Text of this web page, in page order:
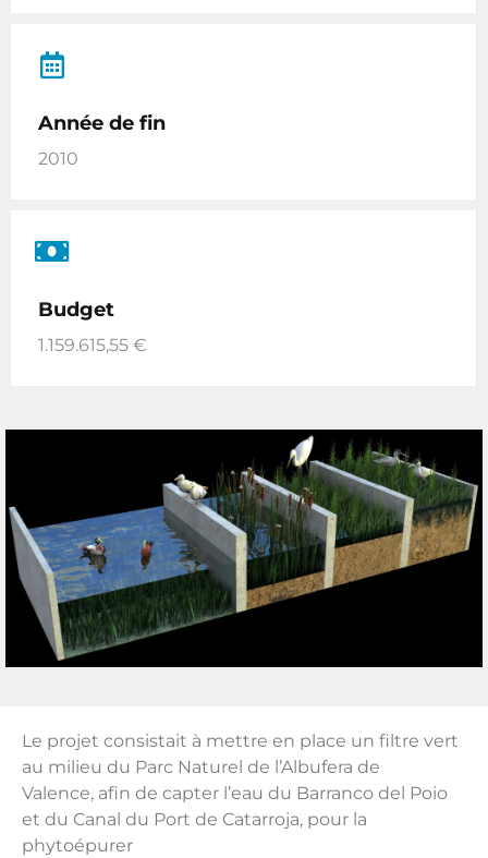
Année de fin
2010
Budget
1.159.615,55 €
Le projet consistait à mettre en place un filtre vert
au milieu du Parc Naturel de l’Albufera de
Valence, afin de capter l’eau du Barranco del Poio
et du Canal du Port de Catarroja, pour la
phytoépurer